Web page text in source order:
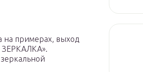
на примерах, выход
ЗЕРКАЛКА».